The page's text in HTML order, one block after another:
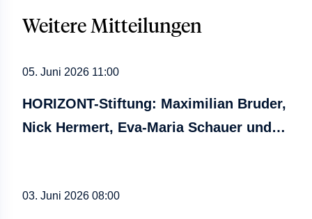
Weitere Mitteilungen
05. Juni 2026 11:00
HORIZONT-Stiftung: Maximilian Bruder,
Nick Hermert, Eva-Maria Schauer und
03. Juni 2026 08:00